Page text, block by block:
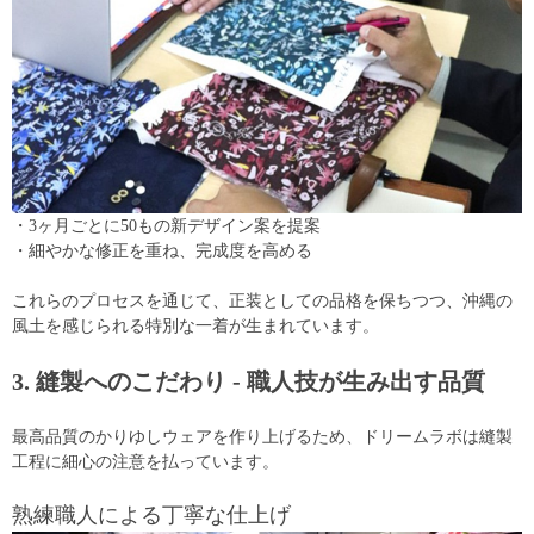
・3ヶ月ごとに50もの新デザイン案を提案
・細やかな修正を重ね、完成度を高める
これらのプロセスを通じて、正装としての品格を保ちつつ、沖縄の
風土を感じられる特別な一着が生まれています。
3. 縫製へのこだわり - 職人技が生み出す品質
最高品質のかりゆしウェアを作り上げるため、ドリームラボは縫製
工程に細心の注意を払っています。
熟練職人による丁寧な仕上げ